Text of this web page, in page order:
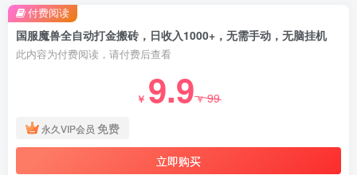
国服魔兽全自动打金搬砖，日收入1000+，无需手动，无脑挂机
此内容为付费阅读，请付费后查看
￥ 9.9￥99
永久VIP会员 免费
立即购买
付费阅读